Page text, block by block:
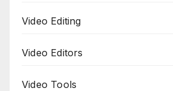
Video Editing
Video Editors
Video Tools